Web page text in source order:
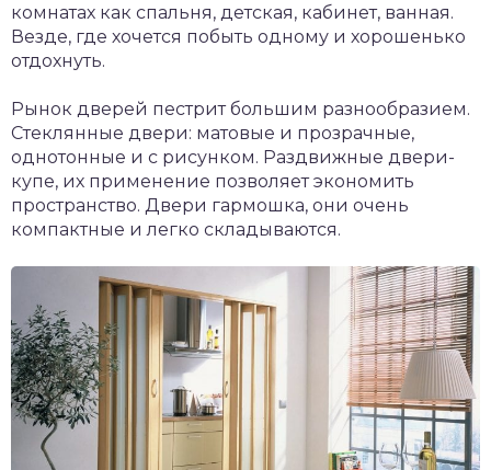
комнатах как спальня, детская, кабинет, ванная.
Везде, где хочется побыть одному и хорошенько
отдохнуть.
Рынок дверей пестрит большим разнообразием.
Стеклянные двери: матовые и прозрачные,
однотонные и с рисунком. Раздвижные двери-
купе, их применение позволяет экономить
пространство. Двери гармошка, они очень
компактные и легко складываются.